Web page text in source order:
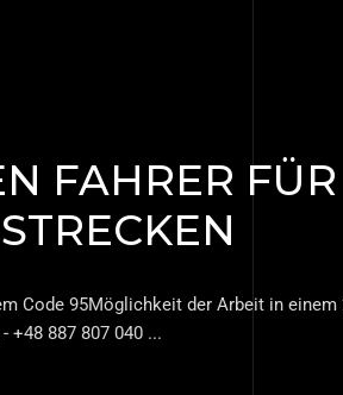
FAHRER
Code 95Möglichkeit der Arbeit in
+48 887 807 040